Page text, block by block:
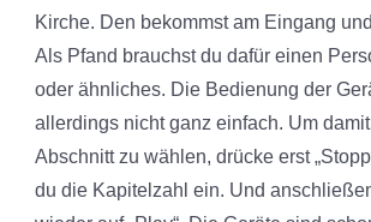
Kirche. Den bekommst am Eingang
Als Pfand brauchst du dafür einen
oder ähnliches. Die Bedienung der
allerdings nicht ganz einfach. Um
Abschnitt zu wählen, drücke erst
du die Kapitelzahl ein. Und